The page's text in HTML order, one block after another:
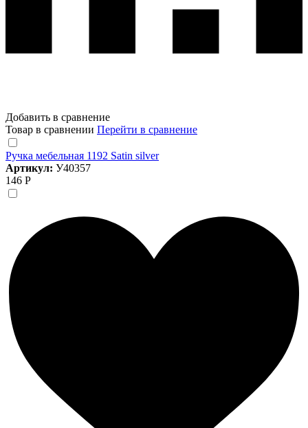
Добавить в сравнение
Товар в сравнении Перейти в сравнение
Ручка мебельная 1192 Satin silver
Артикул: У40357
146 Р